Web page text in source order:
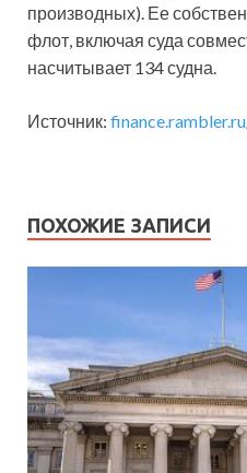
производных). Ее
флот, включая суда
насчитывает 134 судна.
Источник:
ПОХОЖИЕ ЗАПИСИ